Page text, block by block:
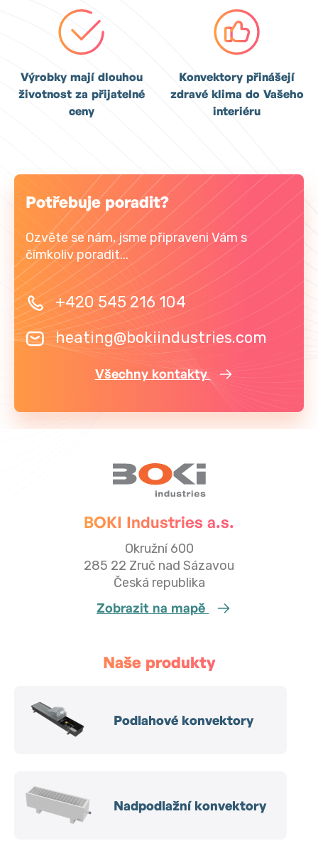
Výrobky mají dlouhou
životnost za přijatelné
ceny
Konvektory přinášejí
zdravé klima do Vašeho
interiéru
Potřebuje poradit?
Ozvěte se nám, jsme připraveni Vám s
čímkoliv poradit...
+420 545 216 104
heating@bokiindustries.com
Všechny kontakty
BOKI Industries a.s.
Okružní 600
285 22 Zruč nad Sázavou
Česká republika
Zobrazit na mapě
Naše produkty
Podlahové konvektory
Nadpodlažní konvektory